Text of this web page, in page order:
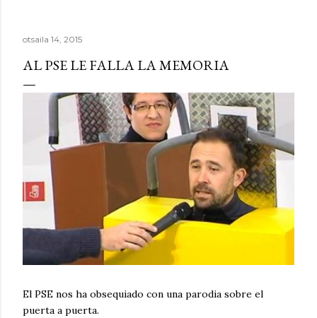
otsaila 14, 2015
AL PSE LE FALLA LA MEMORIA
El PSE nos ha obsequiado con una parodia sobre el
puerta a puerta.